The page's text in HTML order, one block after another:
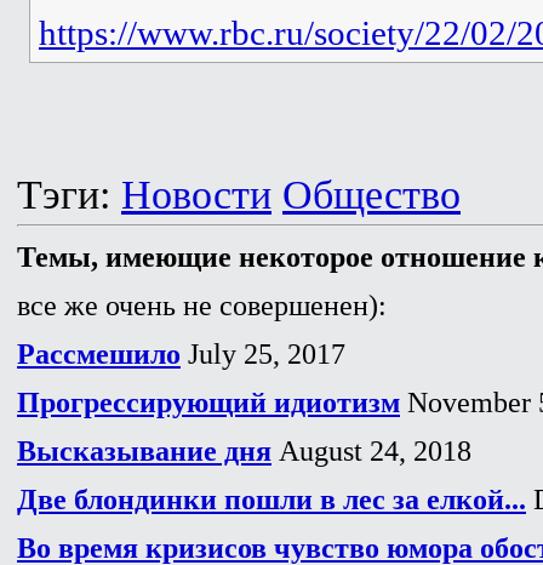
https://www.rbc.ru/society/22/02/
Тэги: Новости Общество
Темы, имеющие некоторое отношение
все же очень не совершенен):
Рассмешило July 25, 2017
Прогрессирующий идиотизм November
Высказывание дня August 24, 2018
Две блондинки пошли в лес за елкой...
Во время кризисов чувство юмора